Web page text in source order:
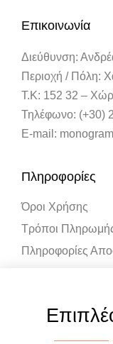
Επικοινωνία
Διεύθυνση:
Περιοχή / Πόλη:
Τ.Κ: 152 32 –
Τηλέφωνο: (+30)
E-mail:
Πληροφορίες
Όροι Χρήσης
Τρόποι
Πληροφορίες
Ο Λογαριασμός
Καλάθι Αγορών